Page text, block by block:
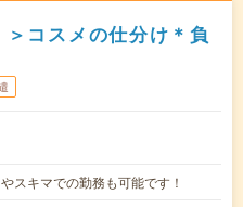
コスメの仕分け＊負
スキマでの勤務も可能です！